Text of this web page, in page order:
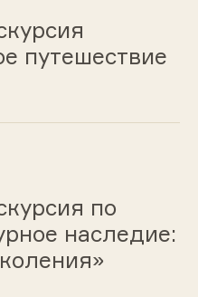
путешествие
по
наследие: